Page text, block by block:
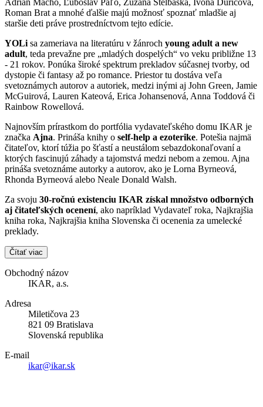
Roman Brat a mnohé ďalšie majú možnosť spoznať mladšie aj
staršie deti práve prostredníctvom tejto edície.
YOLi sa zameriava na literatúru v žánroch young adult a new
adult, teda prevažne pre „mladých dospelých“ vo veku približne 13
- 21 rokov. Ponúka široké spektrum prekladov súčasnej tvorby, od
dystopie či fantasy až po romance. Priestor tu dostáva veľa
svetoznámych autorov a autoriek, medzi inými aj John Green, Jamie
McGuirová, Lauren Kateová, Erica Johansenová, Anna Toddová či
Rainbow Rowellová.
Najnovším prírastkom do portfólia vydavateľského domu IKAR je
značka Ajna. Prináša knihy o self-help a ezoterike. Potešia najmä
čitateľov, ktorí túžia po šťastí a neustálom sebazdokonaľovaní a
ktorých fascinujú záhady a tajomstvá medzi nebom a zemou. Ajna
prináša svetoznáme autorky a autorov, ako je Lorna Byrneová,
Rhonda Byrneová alebo Neale Donald Walsh.
Za svoju 30-ročnú existenciu IKAR získal množstvo odborných
aj čitateľských ocenení, ako napríklad Vydavateľ roka, Najkrajšia
kniha roka, Najkrajšia kniha Slovenska či ocenenia za umelecké
preklady.
Čítať viac
Obchodný názov
IKAR, a.s.
Adresa
Miletičova 23
821 09 Bratislava
Slovenská republika
E-mail
ikar@ikar.sk